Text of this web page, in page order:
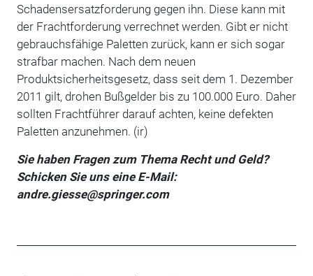
Schadensersatzforderung gegen ihn. Diese kann mit
der Frachtforderung verrechnet werden. Gibt er nicht
gebrauchsfähige Paletten zurück, kann er sich sogar
strafbar machen. Nach dem neuen
Produktsicherheitsgesetz, dass seit dem 1. Dezember
2011 gilt, drohen Bußgelder bis zu 100.000 Euro. Daher
sollten Frachtführer darauf achten, keine defekten
Paletten anzunehmen. (ir)
Sie haben Fragen zum Thema Recht und Geld?
Schicken Sie uns eine E-Mail:
andre.giesse@springer.com